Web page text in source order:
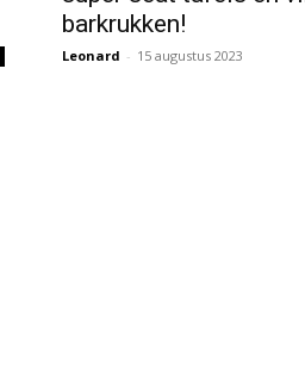
barkrukken!
Leonard - 15 augustus 2023